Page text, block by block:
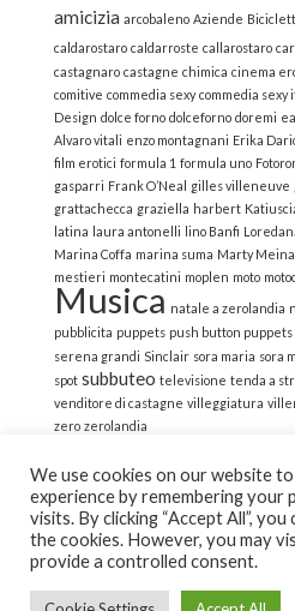
amicizia arcobaleno Aziende
caldarostaro caldarroste callarostaro
castagnaro castagne chimica cinema
comitive commedia sexy commedia sexy
Design dolce forno dolceforno doremi
Alvaro vitali enzo montagnani Erika
film erotici formula 1 formula uno
gasparri Frank O’Neal gilles villeneuve
grattachecca graziella harbert
latina laura antonelli lino Banfi
Marina Coffa marina suma Marty
mestieri montecatini moplen moto
Musica natale a zerolandia
pubblicita puppets push button puppets
serena grandi Sinclair sora maria sora
spot subbuteo televisione tenda a
venditore di castagne villeggiatura
zero zerolandia
© 2022 La Strana Nostalgia | All
We use cookies on our website
experience by remembering your
visits. By clicking “Accept All”,
the cookies. However, you may
provide a controlled consent.